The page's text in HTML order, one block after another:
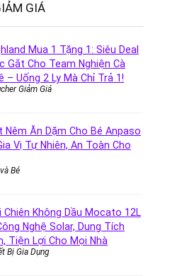
GIÁ
Mua 1 Tặng 1: Siêu Deal
Gắt Cho Team Nghiện Cà
– Uống 2 Ly Mà Chỉ Trả 1!
Giảm Giá
Nêm Ăn Dặm Cho Bé Anpaso
Vị Tự Nhiên, An Toàn Cho
Bé
Chiên Không Dầu Mocato 12L
Nghệ Solar, Dung Tích
Tiện Lợi Cho Mọi Nhà
Bị Gia Dụng